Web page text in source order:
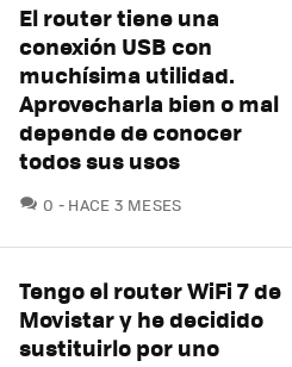
El router tiene una
conexión USB con
muchísima utilidad.
Aprovecharla bien o mal
depende de conocer
todos sus usos
0 COMENTARIOS
HACE 3 MESES
Tengo el router WiFi 7 de
Movistar y he decidido
sustituirlo por uno